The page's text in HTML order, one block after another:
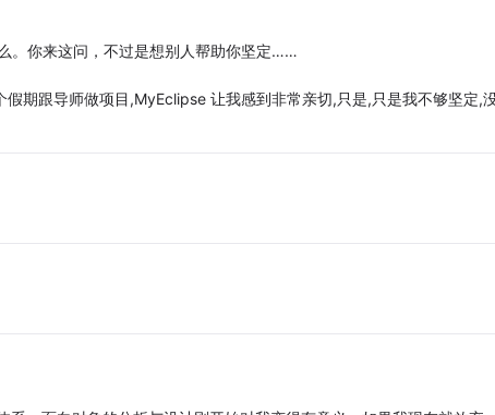
。你来这问，不过是想别人帮助你坚定……
期跟导师做项目,MyEclipse 让我感到非常亲切,只是,只是我不够坚定,